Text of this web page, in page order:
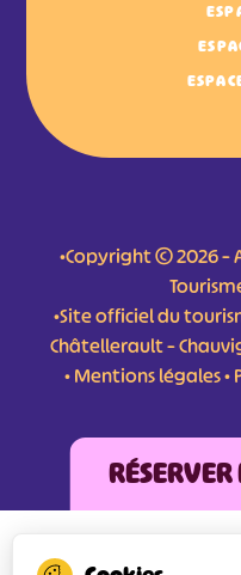
•Copyright © 2026
•Site officiel du
Châtellerault –
•Mentions légales•
l’Europe au titre du FEDER (Fonds